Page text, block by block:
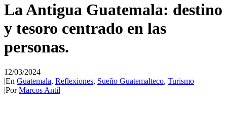
La Antigua Guatemala: destino
y tesoro centrado en las
personas.
12/03/2024
|En Guatemala, Reflexiones, Sueño Guatemalteco, Turismo
|PorMarcos Antil